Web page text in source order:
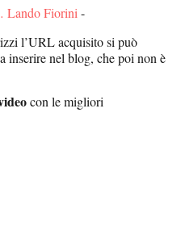
Lando Fiorini-
l’URL acquisito si può
inserire nel blog, che poi non è
con le migliori